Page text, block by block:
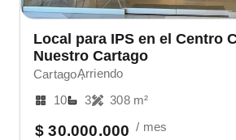
Local para IPS en el Centro
Nuestro Cartago
Cartago ,Arriendo
10
3 308 m²
$ 30.000.000 / mes